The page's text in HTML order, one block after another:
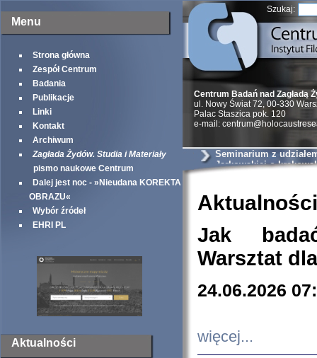
Menu
Strona główna
Zespół Centrum
Badania
Publikacje
Linki
Kontakt
Archiwum
Zagłada Żydów. Studia i Materiały
pismo naukowe Centrum
Dalej jest noc - »Nieudana KOREKTA
OBRAZU«
Wybór źródeł
EHRI PL
Aktualności
Szukaj:
Centrum Badań nad Zagładą
ul. Nowy Świat 72, 00-330
Palac Staszica pok. 120
e-mail:
Seminarium z
Jarkowskiej o
Aktualności
Jak
Warsztat
24.06.2026
więcej...